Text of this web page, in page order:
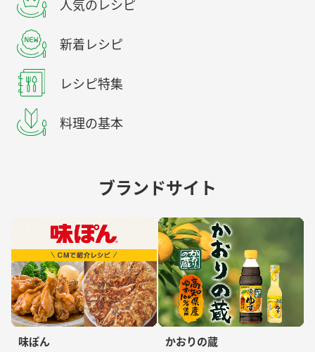
人気のレシピ
新着レシピ
レシピ特集
料理の基本
ブランドサイト
味ぽん かおりの蔵